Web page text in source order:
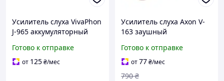
Усилитель слуха VivaPhon
J-965 аккумуляторный
Готово к отправке
от 125₴/мес
Усилитель слуха Axon V-
163 заушный
Готово к отправке
от77₴/мес
790 ₴